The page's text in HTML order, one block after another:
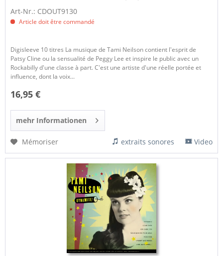
Art-Nr.: CDOUT9130
Article doit être commandé
Digisleeve 10 titres La musique de Tami Neilson contient l'esprit de
Patsy Cline ou la sensualité de Peggy Lee et inspire le public avec un
Rockabilly d'une classe à part. C'est une artiste d'une réelle portée et
influence, dont la voix...
16,95 €
mehr Informationen
Mémoriser extraits sonores Video